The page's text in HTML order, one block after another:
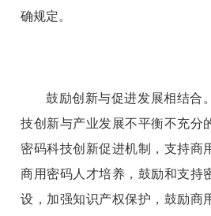
确规定。
鼓励创新与促进发展相结合
技创新与产业发展不平衡不充分
密码科技创新促进机制，支持商
商用密码人才培养，鼓励和支持
设，加强知识产权保护，鼓励商